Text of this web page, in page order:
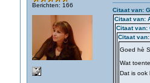
Berichten: 166
Citaat van:
Citaat van:
Citaat van:
Citaat
Goed hè
Wat
Dat is ook